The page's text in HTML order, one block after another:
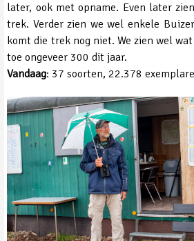
later, ook met opname. Even later
trek. Verder zien we wel enkele
komt die trek nog niet. We zien wel
toe ongeveer 300 dit jaar.
Vandaag: 37 soorten, 22.378